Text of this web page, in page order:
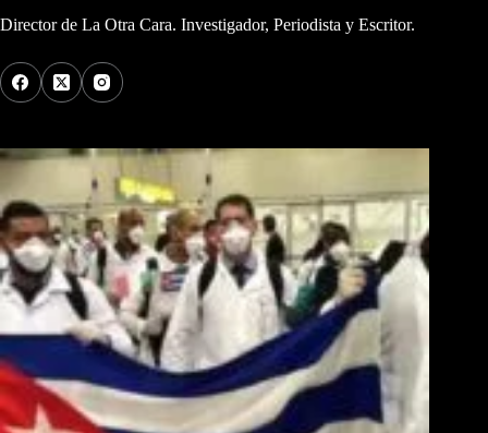
Director de La Otra Cara. Investigador, Periodista y Escritor.